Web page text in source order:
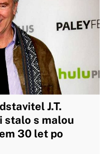
J.T.
stalo s malou
30 let po